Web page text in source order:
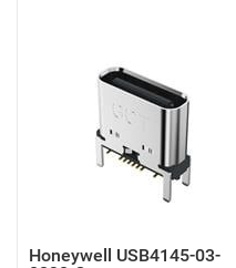
Honeywell USB4145-03-